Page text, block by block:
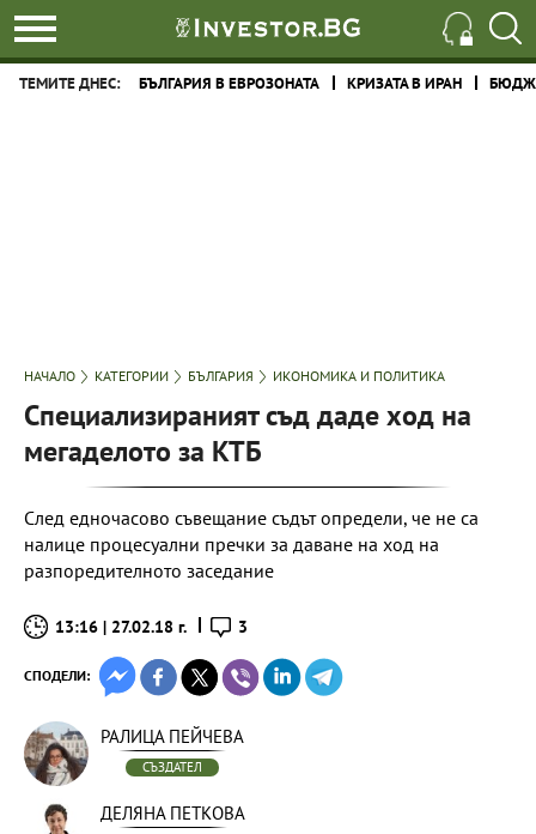
ТЕМИТЕ ДНЕС: БЪЛГАРИЯ В ЕВРОЗОНАТА КРИЗАТА В ИРАН
НАЧАЛО КАТЕГОРИИ БЪЛГАРИЯ ИКОНОМИКА И ПОЛИТИКА
Специализираният съд даде ход на
мегаделото за КТБ
След едночасово съвещание съдът определи, че не са
налице процесуални пречки за даване на ход на
разпоредителното заседание
13:16 | 27.02.18 г. 3
СПОДЕЛИ:
РАЛИЦА ПЕЙЧЕВА
СЪЗДАТЕЛ
ДЕЛЯНА ПЕТКОВА